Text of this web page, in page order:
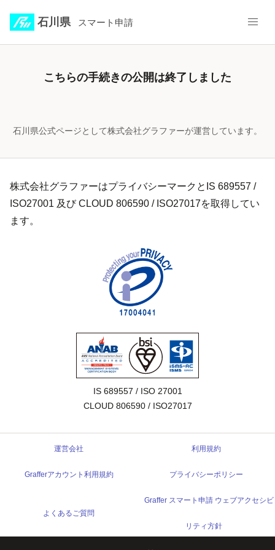
石川県 スマート申請
こちらの手続きの公開は終了しました
石川県公式ページとして株式会社グラファーが運営しています。
株式会社グラファーはプライバシーマークとIS 689557 /
ISO27001 及び CLOUD 806590 / ISO27017を取得してい
ます。
IS 689557 / ISO 27001
CLOUD 806590 / ISO27017
運営会社 利用規約
Grafferアカウント利用規約 プライバシーポリシー
よくあるご質問
Graffer スマート申請 ウェブアクセシビ
リティ方針